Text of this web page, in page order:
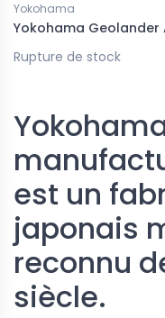
est un
japonais
reconnu
siècle.
Yokohama
Yokohama Geolander
Rupture de stock